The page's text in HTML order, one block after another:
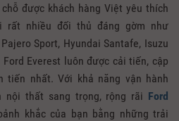
được khách hàng Việt yêu thích
rất nhiều đối thủ đáng gờm như
Sport, Hyundai Santafe, Isuzu
Ford Everest luôn được cải tiến, cập
tiến nhất. Với khả năng vận hành
nội thất sang trọng, rộng rãi Ford
khắc của bạn bằng những trải